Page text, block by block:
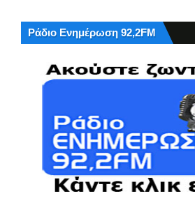
Ράδιο Ενημέρωση 92,2FM